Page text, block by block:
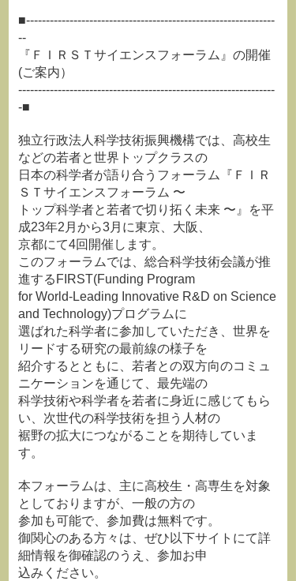
■---------------------------------------------------------------
--
『ＦＩＲＳＴサイエンスフォーラム』の開催
(ご案内）
-----------------------------------------------------------------
-■
独立行政法人科学技術振興機構では、高校生
などの若者と世界トップクラスの
日本の科学者が語り合うフォーラム『ＦＩＲ
ＳＴサイエンスフォーラム 〜
トップ科学者と若者で切り拓く未来 〜』を平
成23年2月から3月に東京、大阪、
京都にて4回開催します。
このフォーラムでは、総合科学技術会議が推
進するFIRST(Funding Program
for World-Leading Innovative R&D on Science
and Technology)プログラムに
選ばれた科学者に参加していただき、世界を
リードする研究の最前線の様子を
紹介するとともに、若者との双方向のコミュ
ニケーションを通じて、最先端の
科学技術や科学者を若者に身近に感じてもら
い、次世代の科学技術を担う人材の
裾野の拡大につながることを期待していま
す。
本フォーラムは、主に高校生・高専生を対象
としておりますが、一般の方の
参加も可能で、参加費は無料です。
御関心のある方々は、ぜひ以下サイトにて詳
細情報を御確認のうえ、参加お申
込みください。